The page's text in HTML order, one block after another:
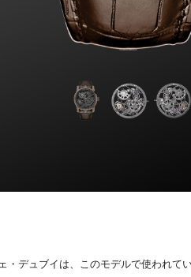
・デュブイは、このモデルで使われて